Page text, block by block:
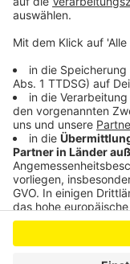
Anzeige
Anzeige